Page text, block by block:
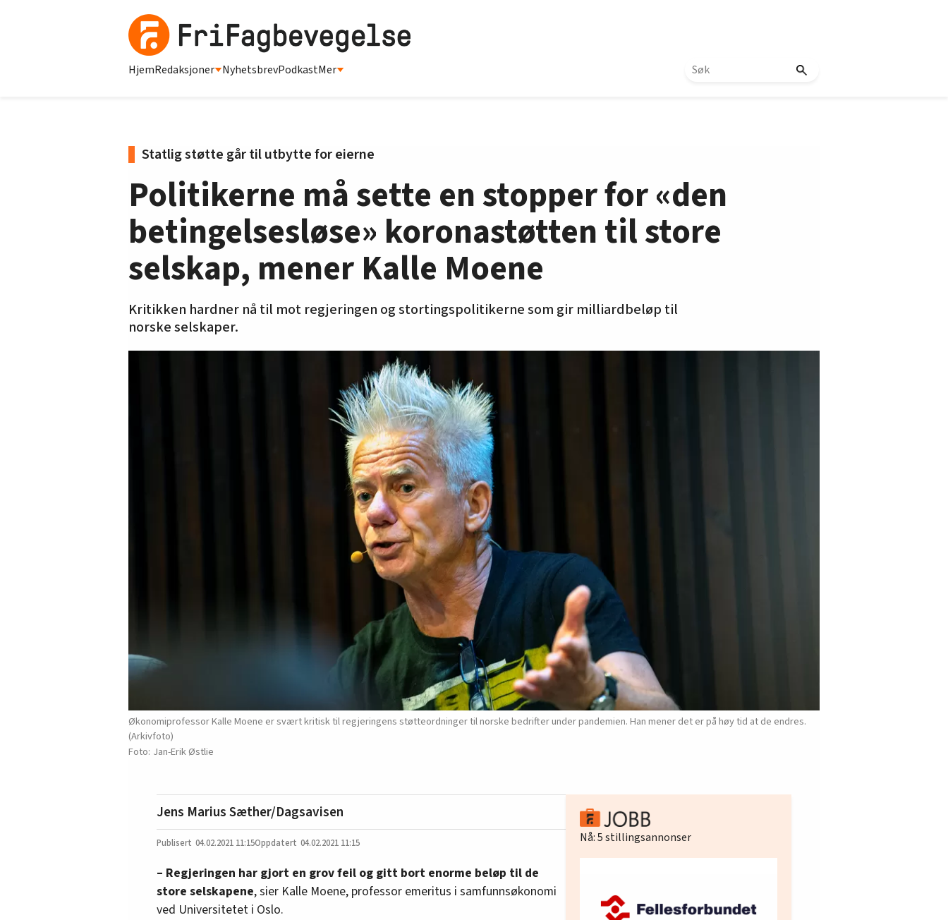
HjemRedaksjoner NyhetsbrevPodkastMer
Statlig støtte går til utbytte for eierne
Politikerne må sette en stopper for «den
betingelsesløse» koronastøtten til store
selskap, mener Kalle Moene
Kritikken hardner nå til mot regjeringen og stortingspolitikerne som gir milliardbeløp til
norske selskaper.
Økonomiprofessor Kalle Moene er svært kritisk til regjeringens støtteordninger til norske bedrifter under pandemien. Han mener det er på høy tid at de endres.
(Arkivfoto)
Jan-Erik Østlie
Jens Marius Sæther/Dagsavisen
04.02.2021 11:15 04.02.2021 11:15
– Regjeringen har gjort en grov feil og gitt bort enorme beløp til de
store selskapene, sier Kalle Moene, professor emeritus i samfunnsøkonomi
ved Universitetet i Oslo.
Nå:5stillingsannonser